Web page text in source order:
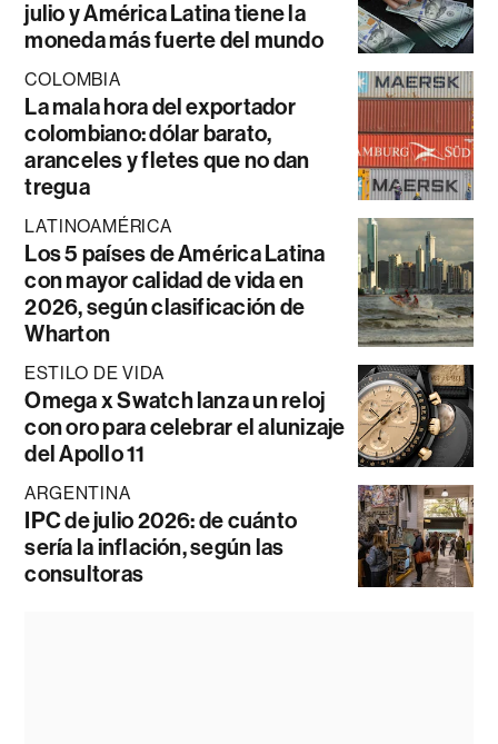
julio y América Latina tiene la
moneda más fuerte del mundo
COLOMBIA
La mala hora del exportador
colombiano: dólar barato,
aranceles y fletes que no dan
tregua
LATINOAMÉRICA
Los 5 países de América Latina
con mayor calidad de vida en
2026, según clasificación de
Wharton
ESTILO DE VIDA
Omega x Swatch lanza un reloj
con oro para celebrar el alunizaje
del Apollo 11
ARGENTINA
IPC de julio 2026: de cuánto
sería la inflación, según las
consultoras